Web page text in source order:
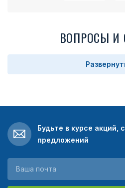
ВОПРОСЫ И
Будьте в курсе акций,
предложений